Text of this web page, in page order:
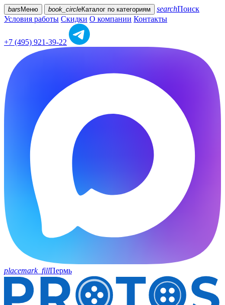
bars Меню book_circleКаталог по категориям searchПоиск
Условия работы Скидки О компании Контакты
+7 (495) 921-39-22
placemark_fillПермь